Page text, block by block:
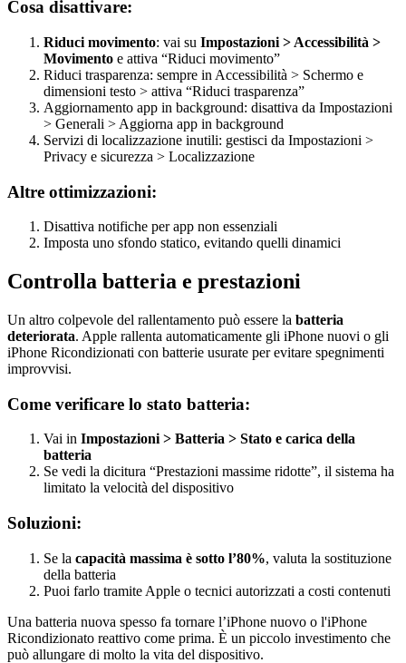
Cosa disattivare:
Riduci movimento: vai su Impostazioni > Accessibilità >
Movimento e attiva “Riduci movimento”
Riduci trasparenza: sempre in Accessibilità > Schermo e
dimensioni testo > attiva “Riduci trasparenza”
Aggiornamento app in background: disattiva da Impostazioni
> Generali > Aggiorna app in background
Servizi di localizzazione inutili: gestisci da Impostazioni >
Privacy e sicurezza > Localizzazione
Altre ottimizzazioni:
Disattiva notifiche per app non essenziali
Imposta uno sfondo statico, evitando quelli dinamici
Controlla batteria e prestazioni
Un altro colpevole del rallentamento può essere la batteria
deteriorata. Apple rallenta automaticamente gli iPhone nuovi o gli
iPhone Ricondizionati con batterie usurate per evitare spegnimenti
improvvisi.
Come verificare lo stato batteria:
Vai in Impostazioni > Batteria > Stato e carica della
batteria
Se vedi la dicitura “Prestazioni massime ridotte”, il sistema ha
limitato la velocità del dispositivo
Soluzioni:
Se la capacità massima è sotto l’80%, valuta la sostituzione
della batteria
Puoi farlo tramite Apple o tecnici autorizzati a costi contenuti
Una batteria nuova spesso fa tornare l’iPhone nuovo o l'iPhone
Ricondizionato reattivo come prima. È un piccolo investimento che
può allungare di molto la vita del dispositivo.